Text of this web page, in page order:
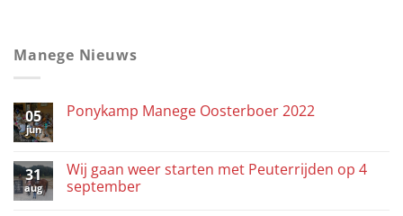
Manege Nieuws
05
jun
Ponykamp Manege Oosterboer 2022
31
aug
Wij gaan weer starten met Peuterrijden op 4
september